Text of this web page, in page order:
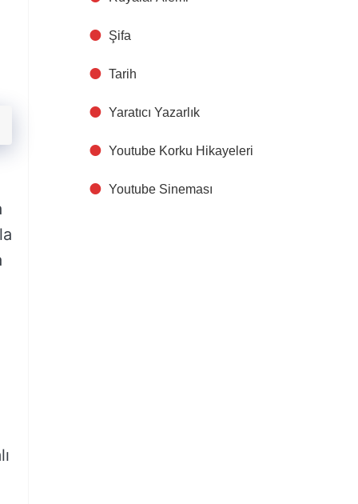
Şifa
Tarih
Yaratıcı Yazarlık
Youtube Korku Hikayeleri
Youtube Sineması